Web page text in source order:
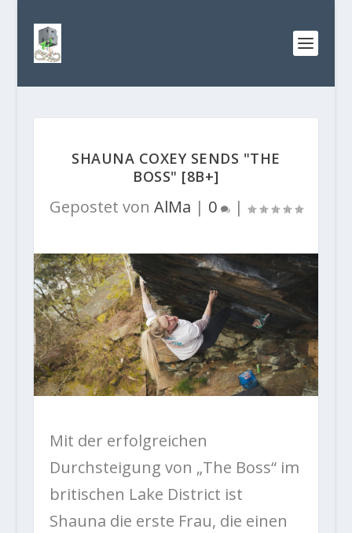
SHAUNA COXEY SENDS "THE
BOSS" [8B+]
Gepostet von AlMa | 0 |
Mit der erfolgreichen
Durchsteigung von „The Boss“ im
britischen Lake District ist
Shauna die erste Frau, die einen